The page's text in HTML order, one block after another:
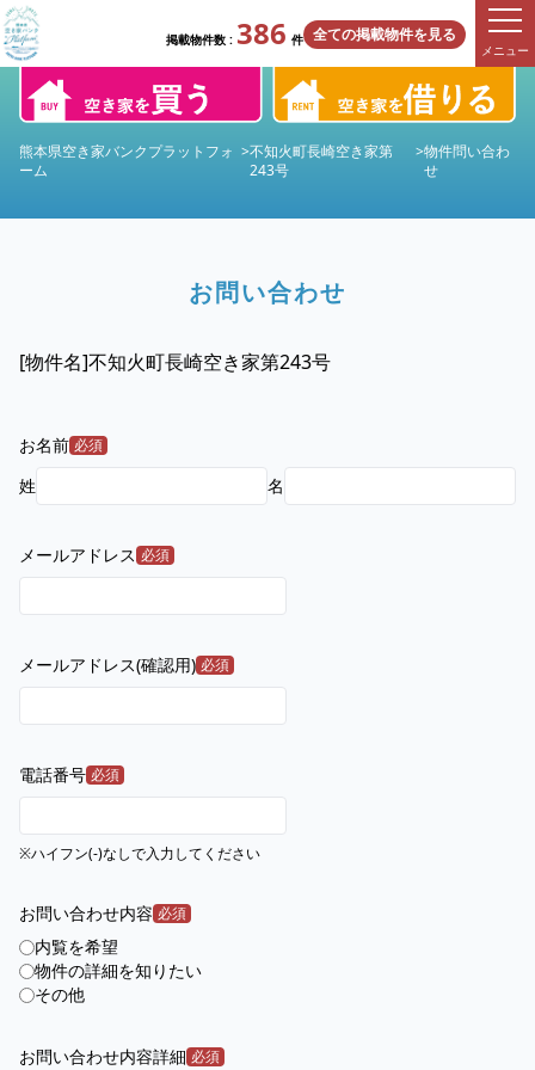
掲載物件数 : 386 件 全ての掲載物件を見る
メニュー
熊本県空き家バンクプラットフォ
ーム
>不知火町長崎空き家第
243号
>物件問い合わ
せ
お問い合わせ
[物件名]不知火町長崎空き家第243号
お名前 必須
姓 名
メールアドレス 必須
メールアドレス(確認用) 必須
電話番号 必須
※ハイフン(-)なしで入力してください
お問い合わせ内容 必須
内覧を希望
物件の詳細を知りたい
その他
お問い合わせ内容詳細 必須